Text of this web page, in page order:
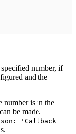
number, if
and the
number is in the
be made.
'Callback